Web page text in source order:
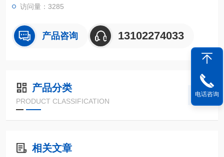
访问量：3285
产品咨询 13102274033
产品分类
PRODUCT CLASSIFICATION
相关文章
电话咨询